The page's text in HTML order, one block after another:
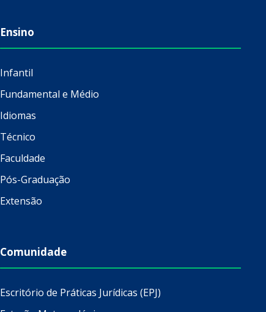
Ensino
Infantil
Fundamental e Médio
Idiomas
Técnico
Faculdade
Pós-Graduação
Extensão
Comunidade
Escritório de Práticas Jurídicas (EPJ)